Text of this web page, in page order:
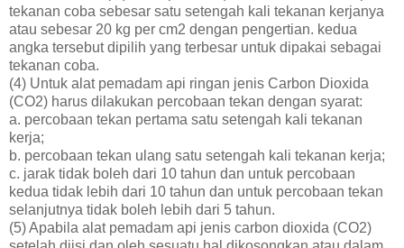
tekanan coba sebesar satu setengah kali tekanan kerjanya
atau sebesar 20 kg per cm2 dengan pengertian. kedua
angka tersebut dipilih yang terbesar untuk dipakai sebagai
tekanan coba.
(4) Untuk alat pemadam api ringan jenis Carbon Dioxida
(CO2) harus dilakukan percobaan tekan dengan syarat:
a. percobaan tekan pertama satu setengah kali tekanan
kerja;
b. percobaan tekan ulang satu setengah kali tekanan kerja;
c. jarak tidak boleh dari 10 tahun dan untuk percobaan
kedua tidak lebih dari 10 tahun dan untuk percobaan tekan
selanjutnya tidak boleh lebih dari 5 tahun.
(5) Apabila alat pemadam api jenis carbon dioxida (CO2)